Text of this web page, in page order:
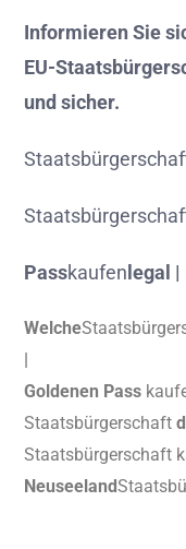
Informieren Sie
EU-
und sicher.
Passkaufenlegal |
Welche
|
Goldenen Pass
Staatsbürgerschaft
Staatsbürgerschaft
Neuseeland